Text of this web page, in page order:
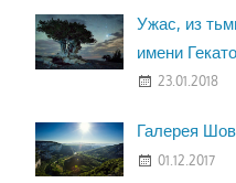
Ужас, из
имени
23.01.2018
Галерея
01.12.2017